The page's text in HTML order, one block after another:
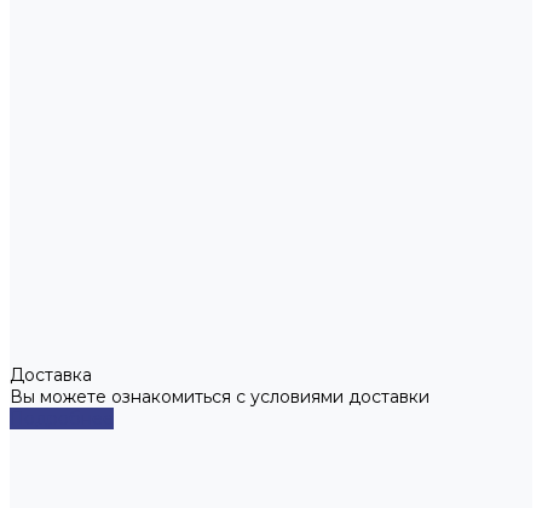
Доставка
Вы можете ознакомиться с условиями доставки